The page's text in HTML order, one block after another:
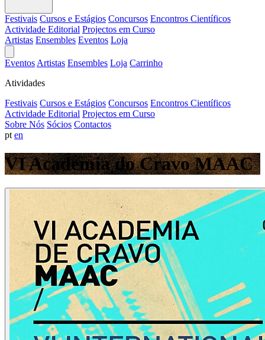
Festivais Cursos e Estágios Concursos Encontros Científicos
Actividade Editorial Projectos em Curso
Artistas Ensembles Eventos Loja
Eventos Artistas Ensembles Loja Carrinho
Atividades
Festivais Cursos e Estágios Concursos Encontros Científicos
Actividade Editorial Projectos em Curso
Sobre Nós Sócios Contactos
pt en
VI Academia do Cravo MAAC